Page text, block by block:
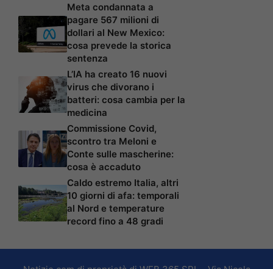
Meta condannata a
pagare 567 milioni di
dollari al New Mexico:
cosa prevede la storica
sentenza
L’IA ha creato 16 nuovi
virus che divorano i
batteri: cosa cambia per la
medicina
Commissione Covid,
scontro tra Meloni e
Conte sulle mascherine:
cosa è accaduto
Caldo estremo Italia, altri
10 giorni di afa: temporali
al Nord e temperature
record fino a 48 gradi